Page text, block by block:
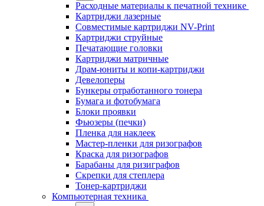
Расходные материалы к печатной технике
Картриджи лазерные
Совместимые картриджи NV-Print
Картриджи струйные
Печатающие головки
Картриджи матричные
Драм-юниты и копи-картриджи
Девелоперы
Бункеры отработанного тонера
Бумага и фотобумага
Блоки проявки
Фьюзеры (печки)
Пленка для наклеек
Мастер-пленки для ризографов
Краска для ризографов
Барабаны для ризиграфов
Скрепки для степлера
Тонер-картриджи
Компьютерная техника